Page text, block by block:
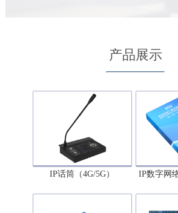
产品展示
IP话筒（4G/5G） IP数字网